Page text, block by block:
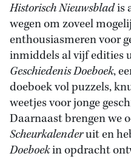
Historisch Nieuwsbladis
wegen om zoveel
enthousiasmeren voor
inmiddels al vijf edities
Geschiedenis Doeboek,
doeboek vol puzzels,
weetjes voor jonge
Daarnaast brengen we
Scheurkalenderuit en
Doeboekin opdracht